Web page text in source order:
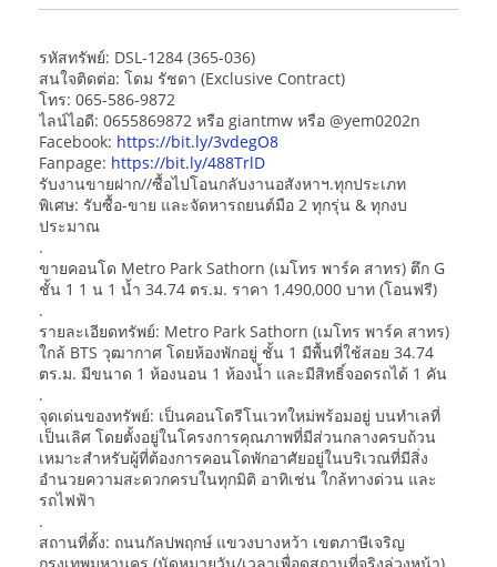
รหัสทรัพย์: DSL-1284 (365-036)
สนใจติดต่อ: โดม รัชดา (Exclusive Contract)
โทร: 065-586-9872
ไลน์ไอดี: 0655869872 หรือ giantmw หรือ @yem0202n
Facebook: https://bit.ly/3vdegO8
Fanpage: https://bit.ly/488TrlD
รับงานขายฝาก//ซื้อไปโอนกลับงานอสังหาฯ.ทุกประเภท
พิเศษ: รับซื้อ-ขาย และจัดหารถยนต์มือ 2 ทุกรุ่น & ทุกงบ
ประมาณ
.
ขายคอนโด Metro Park Sathorn (เมโทร พาร์ค สาทร) ตึก G
ชั้น 1 1 น 1 น้ำ 34.74 ตร.ม. ราคา 1,490,000 บาท (โอนฟรี)
.
รายละเอียดทรัพย์: Metro Park Sathorn (เมโทร พาร์ค สาทร)
ใกล้ BTS วุฒากาศ โดยห้องพักอยู่ ชั้น 1 มีพื้นที่ใช้สอย 34.74
ตร.ม. มีขนาด 1 ห้องนอน 1 ห้องน้ำ และมีสิทธิ์จอดรถได้ 1 คัน
.
จุดเด่นของทรัพย์: เป็นคอนโดรีโนเวทใหม่พร้อมอยู่ บนทำเลที่
เป็นเลิศ โดยตั้งอยู่ในโครงการคุณภาพที่มีส่วนกลางครบถ้วน
เหมาะสำหรับผู้ที่ต้องการคอนโดพักอาศัยอยู่ในบริเวณที่มีสิ่ง
อำนวยความสะดวกครบในทุกมิติ อาทิเช่น ใกล้ทางด่วน และ
รถไฟฟ้า
.
สถานที่ตั้ง: ถนนกัลปพฤกษ์ แขวงบางหว้า เขตภาษีเจริญ